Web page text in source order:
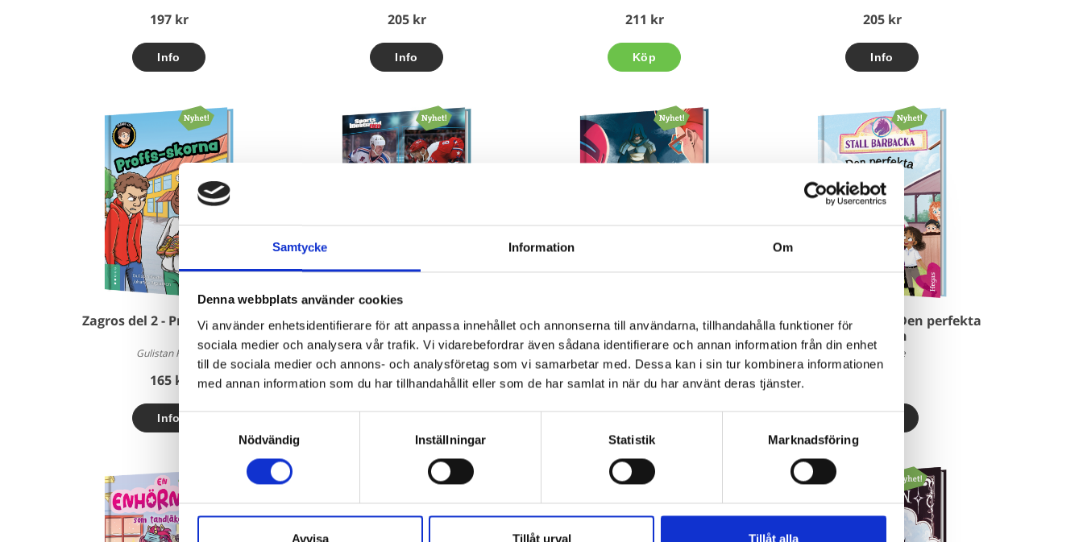
Samtycke Information Om
Denna webbplats använder cookies
Vi använder enhetsidentifierare för att anpassa innehållet och annonserna till användarna, tillhandahålla funktioner för
sociala medier och analysera vår trafik. Vi vidarebefordrar även sådana identifierare och annan information från din enhet
till de sociala medier och annons- och analysföretag som vi samarbetar med. Dessa kan i sin tur kombinera informationen
med annan information som du har tillhandahållit eller som de har samlat in när du har använt deras tjänster.
Samtyckesval
Nödvändig
Inställningar Statistik Marknadsföring
Avvisa Tillåt urval Tillåt alla
197 kr 205 kr 211 kr
Köp
205 kr
Zagros del 2 - Proffs-skorna
Gulistan Kavak
165 kr
Sport-legendarer - Gretzky vs
Ovechkin
Elliott Smith
160 kr
Gamer - Döds-riddaren
Shawn Pryor
186 kr
Stall Barbacka 3 - Den perfekta
ponnyn
Mari Bolte